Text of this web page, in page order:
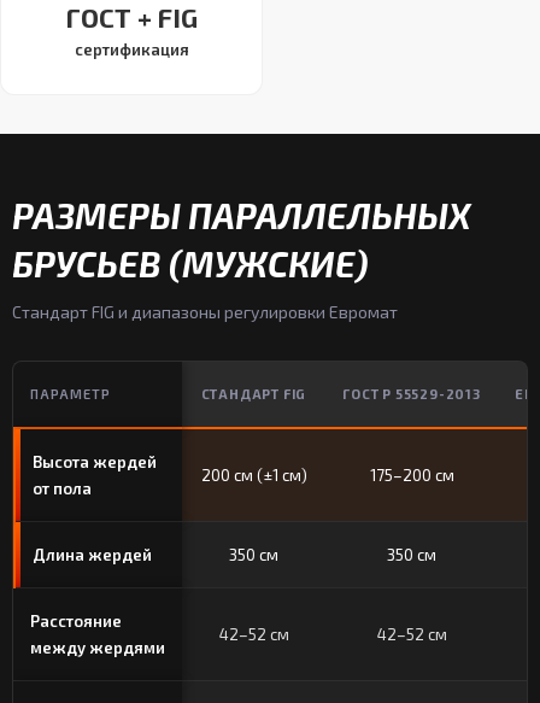
ГОСТ + FIG
сертификация
РАЗМЕРЫ ПАРАЛЛЕЛЬНЫХ
БРУСЬЕВ (МУЖСКИЕ)
Стандарт FIG и диапазоны регулировки Евромат
ПАРАМЕТР СТАНДАРТ FIG ГОСТ Р 55529-2013
Высота жердей
от пола
200 см (±1 см) 175–200 см
Длина жердей 350 см 350 см
Расстояние
между жердями
42–52 см 42–52 см